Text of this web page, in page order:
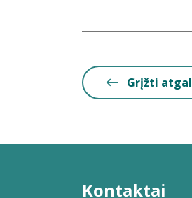
Grįžti atgal
Kontaktai